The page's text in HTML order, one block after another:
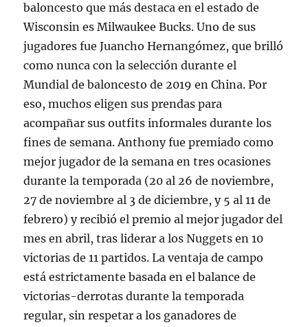
baloncesto que más destaca en el estado de
Wisconsin es Milwaukee Bucks. Uno de sus
jugadores fue Juancho Hernangómez, que brilló
como nunca con la selección durante el
Mundial de baloncesto de 2019 en China. Por
eso, muchos eligen sus prendas para
acompañar sus outfits informales durante los
fines de semana. Anthony fue premiado como
mejor jugador de la semana en tres ocasiones
durante la temporada (20 al 26 de noviembre,
27 de noviembre al 3 de diciembre, y 5 al 11 de
febrero) y recibió el premio al mejor jugador del
mes en abril, tras liderar a los Nuggets en 10
victorias de 11 partidos. La ventaja de campo
está estrictamente basada en el balance de
victorias-derrotas durante la temporada
regular, sin respetar a los ganadores de